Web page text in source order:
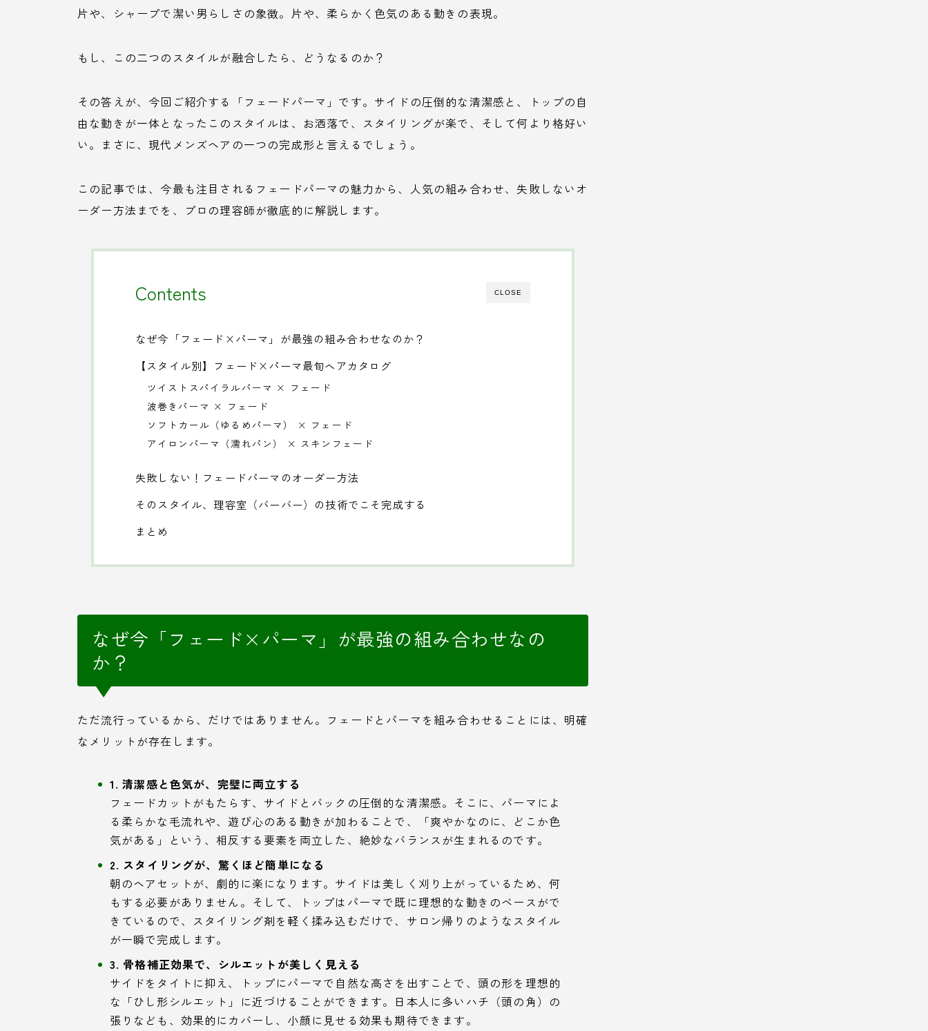
片や、シャープで潔い男らしさの象徴。片や、柔らかく色気のある動きの表現。
もし、この二つのスタイルが融合したら、どうなるのか？
その答えが、今回ご紹介する「フェードパーマ」です。サイドの圧倒的な清潔感と、トップの自
由な動きが一体となったこのスタイルは、お洒落で、スタイリングが楽で、そして何より格好い
い。まさに、現代メンズヘアの一つの完成形と言えるでしょう。
この記事では、今最も注目されるフェードパーマの魅力から、人気の組み合わせ、失敗しないオ
ーダー方法までを、プロの理容師が徹底的に解説します。
CLOSE
Contents
なぜ今「フェード×パーマ」が最強の組み合わせなのか？
【スタイル別】フェード×パーマ最旬ヘアカタログ
ツイストスパイラルパーマ × フェード
波巻きパーマ × フェード
ソフトカール（ゆるめパーマ） × フェード
アイロンパーマ（濡れパン） × スキンフェード
失敗しない！フェードパーマのオーダー方法
そのスタイル、理容室（バーバー）の技術でこそ完成する
まとめ
なぜ今「フェード×パーマ」が最強の組み合わせなの
か？
ただ流行っているから、だけではありません。フェードとパーマを組み合わせることには、明確
なメリットが存在します。
1. 清潔感と色気が、完璧に両立する
フェードカットがもたらす、サイドとバックの圧倒的な清潔感。そこに、パーマによ
る柔らかな毛流れや、遊び心のある動きが加わることで、「爽やかなのに、どこか色
気がある」という、相反する要素を両立した、絶妙なバランスが生まれるのです。
2. スタイリングが、驚くほど簡単になる
朝のヘアセットが、劇的に楽になります。サイドは美しく刈り上がっているため、何
もする必要がありません。そして、トップはパーマで既に理想的な動きのベースがで
きているので、スタイリング剤を軽く揉み込むだけで、サロン帰りのようなスタイル
が一瞬で完成します。
3. 骨格補正効果で、シルエットが美しく見える
サイドをタイトに抑え、トップにパーマで自然な高さを出すことで、頭の形を理想的
な「ひし形シルエット」に近づけることができます。日本人に多いハチ（頭の角）の
張りなども、効果的にカバーし、小顔に見せる効果も期待できます。